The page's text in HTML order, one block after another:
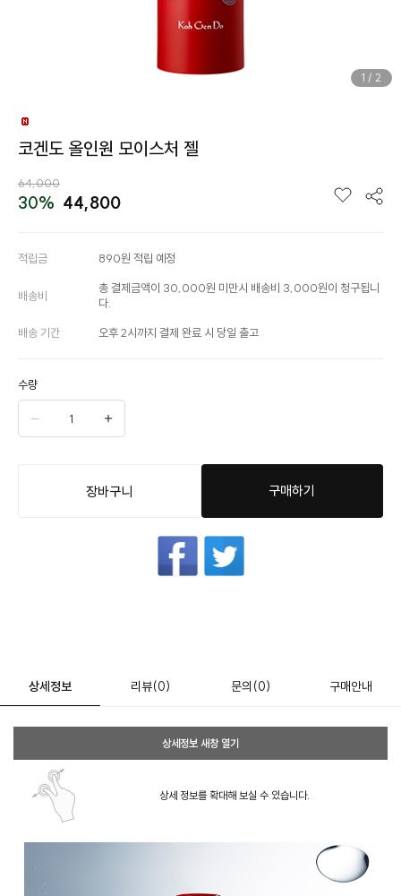
1 / 2
코겐도 올인원 모이스처 젤
64,000
30% 44,800
적립금 890원 적립 예정
배송비
총 결제금액이 30,000원 미만시 배송비 3,000원이 청구됩니
다.
배송 기간 오후 2시까지 결제 완료 시 당일 출고
수량
장바구니 구매하기
상세정보 리뷰(0) 문의 (0) 구매안내
상세정보 새창 열기
상세 정보를 확대해 보실 수 있습니다.